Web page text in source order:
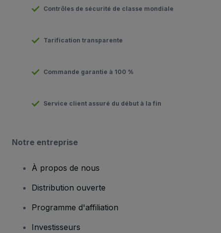
Contrôles de sécurité de classe mondiale
Tarification transparente
Commande garantie à 100 %
Service client assuré du début à la fin
Notre entreprise
À propos de nous
Distribution ouverte
Programme d'affiliation
Investisseurs